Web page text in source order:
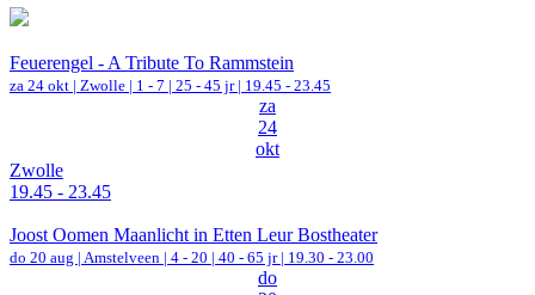
Feuerengel - A Tribute To Rammstein
za 24 okt | Zwolle | 1 - 7 | 25 - 45 jr | 19.45 - 23.45
za
24
okt
Zwolle
19.45 - 23.45
Joost Oomen Maanlicht in Etten Leur Bostheater
do 20 aug | Amstelveen | 4 - 20 | 40 - 65 jr | 19.30 - 23.00
do